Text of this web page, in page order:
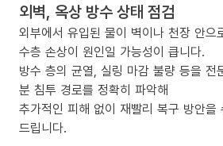
외벽, 옥상 방수 상태 점검
외부에서 유입된 물이 벽이나 천장 안으
수층 손상이 원인일 가능성이 큽니다.
방수 층의 균열, 실링 마감 불량 등을 전
분 침투 경로를 정확히 파악해
추가적인 피해 없이 재빨리 복구 방안을
드립니다.